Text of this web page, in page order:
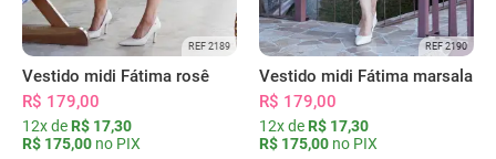
REF 2189
Vestido midi Fátima rosê
R$ 179,00
12x de R$ 17,30
R$ 175,00 no PIX
REF 2190
Vestido midi Fátima marsala
R$ 179,00
12x de R$ 17,30
R$ 175,00 no PIX